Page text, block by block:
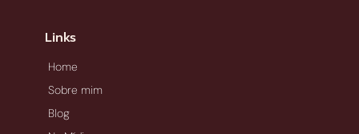
Links
Home
Sobre mim
Blog